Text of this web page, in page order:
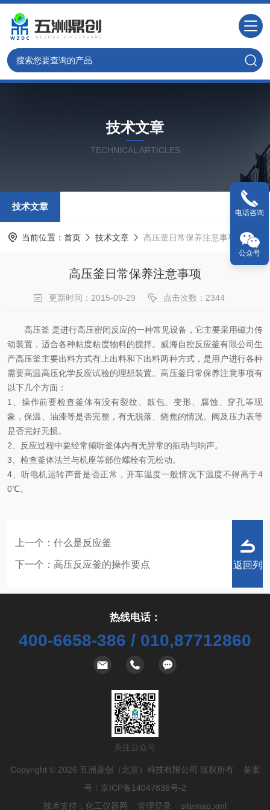
技术文章
TECHNICAL ARTICLES
技术文章
当前位置： 首页 技术文章 高压釜日常保养注意事项
高压釜日常保养注意事项
更新时间：2015-09-29 点击次数：2344
高压釜 是进行高压密闭反应的一种常见设备，它主要采用磁力传
动装置，适合各种粘度粘度物料的搅拌。威海自控反应釜有限公司生
产高压釜主要出料方式有上出料和下出料两种方式，是用户进行各种
需要高温高压化学反应试验的理想装置。高压釜日常保养注意事项有
以下几个方面：
1、操作前要检查釜体有没有裂纹、鼓包、变形、腐蚀、穿孔等现
象，保温、油漆等是否完整，有无脱落、烧焦的情况。阀及压力表等
是否完好无损。
2、反应过程中要经常倾听釜体内有无异常的振动与响声。
3、检查釜体法兰与机座等部位螺栓有无松动。
4、听电机运转声音是否正常，开车温度一般情况下温度不得高于4
0℃。
上一个： 什么是反应釜
下一个： 高压反应釜的操作要点 返回列
热线电话：
400-6658-386 / 010,87712860
关注公众号
Copyright © 2026 五洲鼎创（北京）科技有限公司 版权所有 备案
号： 京ICP备14047836号-2
技术支持： 化工仪器网 管理登录 sitemap.xml
电话咨询
公众号